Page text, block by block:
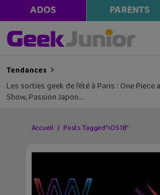
ADOS PARENTS
Tendances
Les sorties geek de l’été à Paris : One Piece
Show, Passion Japon…
Accueil Posts Tagged "iOS 18"